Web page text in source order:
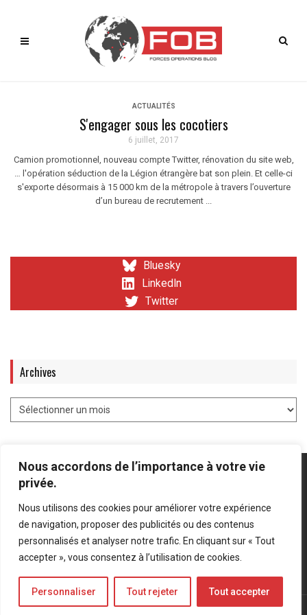
Nous accordons de l’importance à votre vie
privée.
Nous utilisons des cookies pour améliorer votre expérience
de navigation, proposer des publicités ou des contenus
personnalisés et analyser notre trafic. En cliquant sur « Tout
accepter », vous consentez à l’utilisation de cookies.
Personnaliser Tout rejeter Tout accepter
ACTUALITÉS
S'engager sous les cocotiers
6 juillet, 2017
Camion promotionnel, nouveau compte Twitter, rénovation du site web,
… l'opération séduction de la Légion étrangère bat son plein. Et celle-ci
s'exporte désormais à 15 000 km de la métropole à travers l’ouverture
d’un bureau de recrutement ...
Bluesky
LinkedIn
Twitter
Archives
Mentions légales Politique de confidentialité
Bluesky
LinkedIn
Twitter
© Forces Operations Blog - 2022